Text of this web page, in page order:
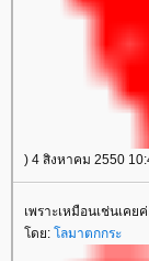
) 4 สิงหาคม 2550
เพราะเหมือนเช่นเคย
ดย: ลมาตกกระ